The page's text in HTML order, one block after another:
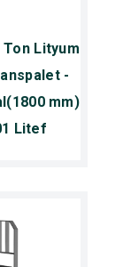
Ton Lityum
-
mm)
Litef